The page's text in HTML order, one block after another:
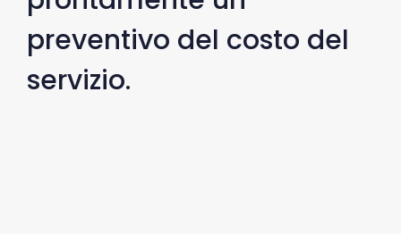
preventivo del costo del
servizio.